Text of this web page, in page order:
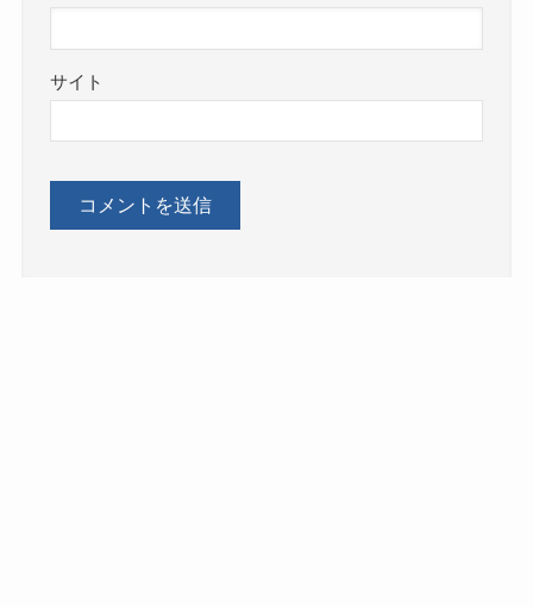
サイト